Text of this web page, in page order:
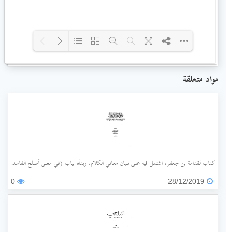
مواد متعلقة
كتاب لقدامة بن جعفر، اشتمل فيه على تبيان معاني الكلام، وبدأه بباب (في معنى أصلح
28/12/2019
0